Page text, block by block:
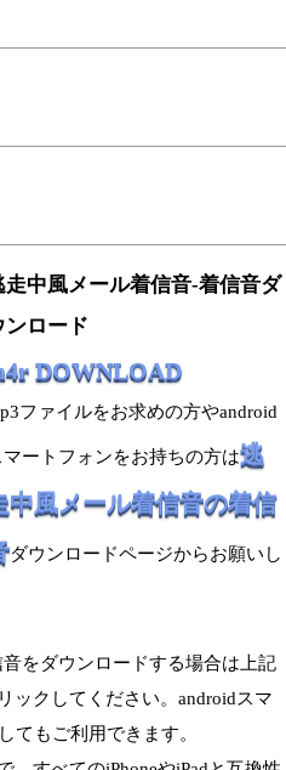
走中風メール着信音-着信音ダ
ンロード
DOWNLOAD
ファイルをお求めの方やandroid
マートフォンをお持ちの方は逃
中風メール着信音の着信
ダウンロードページからお願いし
ダウンロードする場合は上記
ックしてください。androidスマ
てもご利用できます。